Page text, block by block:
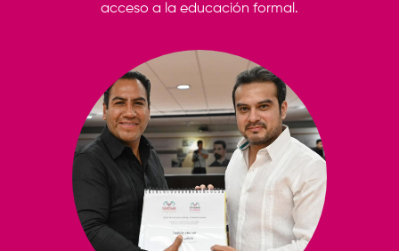
acceso a la educación formal.